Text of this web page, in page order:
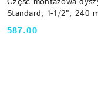
Standard, 1-1/2", 240
Cena:
587.00